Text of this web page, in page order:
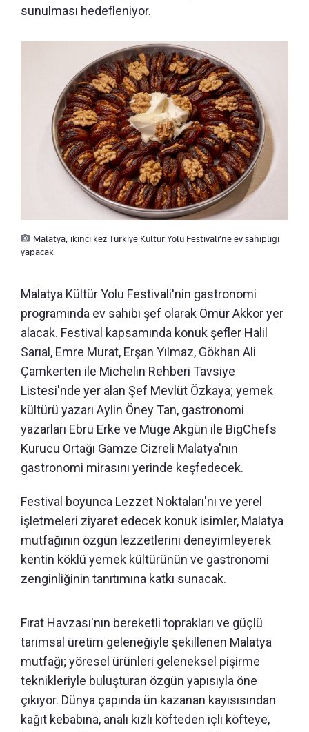
sunulması hedefleniyor.
Malatya, ikinci kez Türkiye Kültür Yolu Festivali’ne ev sahipliği
yapacak
Malatya Kültür Yolu Festivali'nin gastronomi
programında ev sahibi şef olarak Ömür Akkor yer
alacak. Festival kapsamında konuk şefler Halil
Sarıal, Emre Murat, Erşan Yılmaz, Gökhan Ali
Çamkerten ile Michelin Rehberi Tavsiye
Listesi'nde yer alan Şef Mevlüt Özkaya; yemek
kültürü yazarı Aylin Öney Tan, gastronomi
yazarları Ebru Erke ve Müge Akgün ile BigChefs
Kurucu Ortağı Gamze Cizreli Malatya'nın
gastronomi mirasını yerinde keşfedecek.
Festival boyunca Lezzet Noktaları'nı ve yerel
işletmeleri ziyaret edecek konuk isimler, Malatya
mutfağının özgün lezzetlerini deneyimleyerek
kentin köklü yemek kültürünün ve gastronomi
zenginliğinin tanıtımına katkı sunacak.
Fırat Havzası'nın bereketli toprakları ve güçlü
tarımsal üretim geleneğiyle şekillenen Malatya
mutfağı; yöresel ürünleri geleneksel pişirme
teknikleriyle buluşturan özgün yapısıyla öne
çıkıyor. Dünya çapında ün kazanan kayısısından
kağıt kebabına, analı kızlı köfteden içli köfteye,